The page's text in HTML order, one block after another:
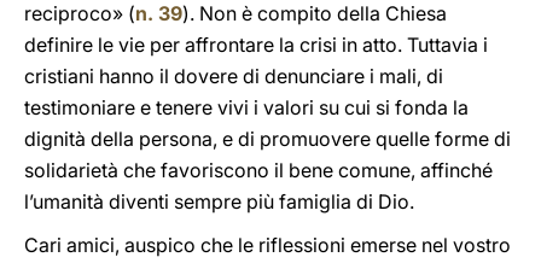
reciproco» (n. 39). Non è compito della Chiesa
definire le vie per affrontare la crisi in atto. Tuttavia i
cristiani hanno il dovere di denunciare i mali, di
testimoniare e tenere vivi i valori su cui si fonda la
dignità della persona, e di promuovere quelle forme di
solidarietà che favoriscono il bene comune, affinché
l’umanità diventi sempre più famiglia di Dio.
Cari amici, auspico che le riflessioni emerse nel vostro